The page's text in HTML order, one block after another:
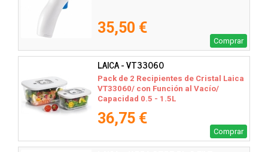
35,50 €
Comprar
LAICA - VT33060
Pack de 2 Recipientes de Cristal Laica
VT33060/ con Función al Vacío/
Capacidad 0.5 - 1.5L
36,75 €
Comprar